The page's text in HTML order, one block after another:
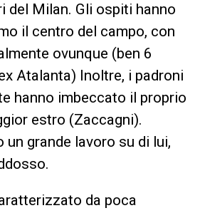
del Milan. Gli ospiti hanno
il centro del campo, con
ovunque (ben 6
Atalanta) Inoltre, i padroni
hanno imbeccato il proprio
estro (Zaccagni).
grande lavoro su di lui,
da poca